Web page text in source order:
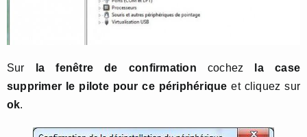
Sur la fenêtre de confirmation cochez
la case
supprimer le pilote pour ce périphérique et cliquez sur
ok.